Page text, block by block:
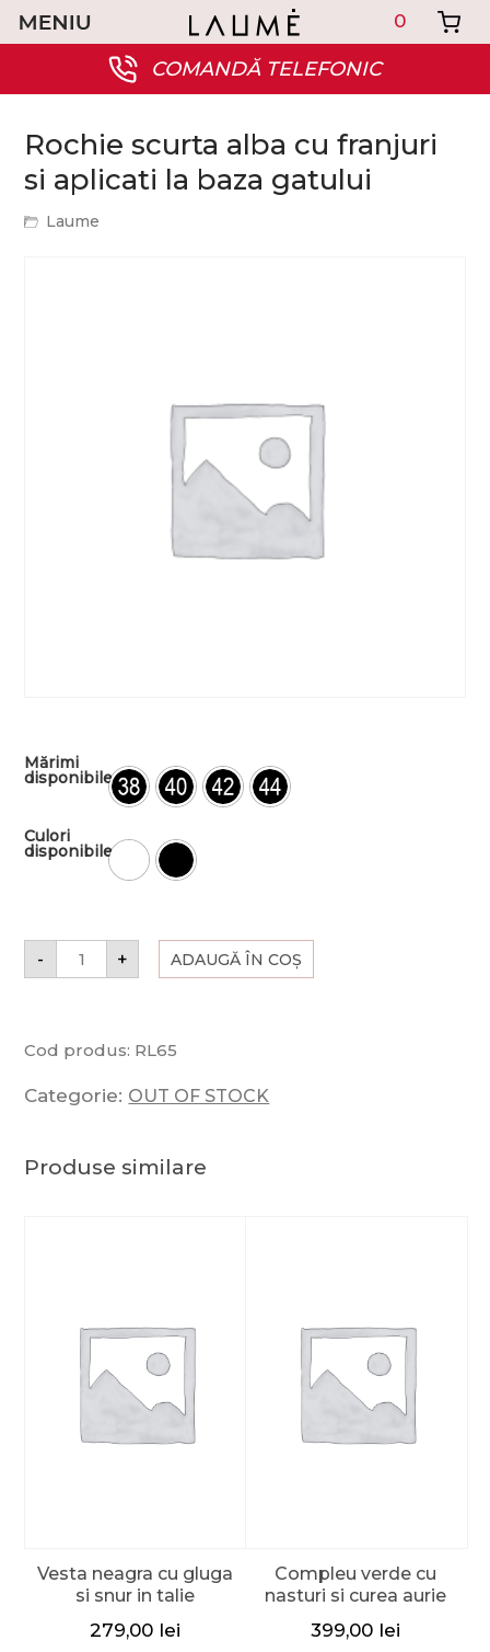
COMANDĂ TELEFONIC
0
Rochie scurta alba cu franjuri
si aplicati la baza gatului
Laume
Mărimi
disponibile
Culori
disponibile
- + ADAUGĂ ÎN COȘ
Cod produs: RL65
Categorie: OUT OF STOCK
Produse similare
Vesta neagra cu gluga
si snur in talie
279,00 lei
Compleu verde cu
nasturi si curea aurie
399,00 lei